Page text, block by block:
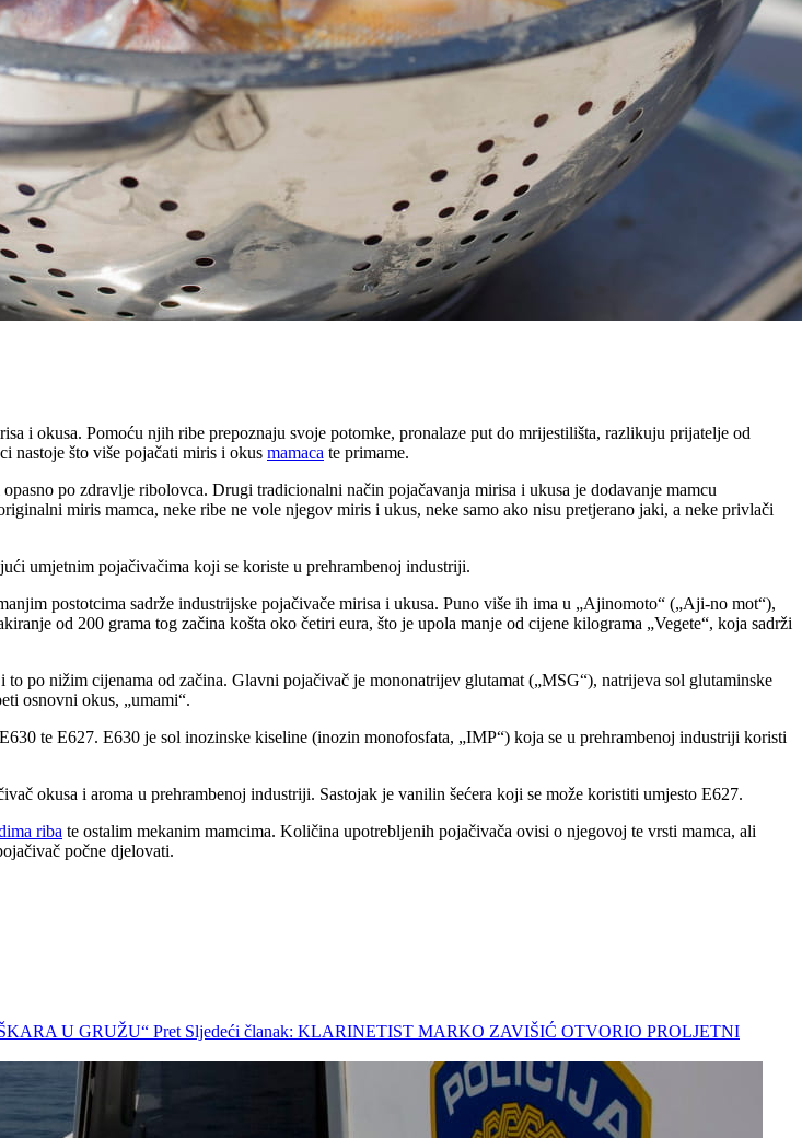
i okusa. Pomoću njih ribe prepoznaju svoje potomke, pronalaze put do mrijestilišta, razlikuju prijatelje od
nastoje što više pojačati miris i okus mamaca te primame.
po zdravlje ribolovca. Drugi tradicionalni način pojačavanja mirisa i ukusa je dodavanje mamcu
miris mamca, neke ribe ne vole njegov miris i ukus, neke samo ako nisu pretjerano jaki, a neke privlači
umjetnim pojačivačima koji se koriste u prehrambenoj industriji.
postotcima sadrže industrijske pojačivače mirisa i ukusa. Puno više ih ima u „Ajinomoto“ („Aji-no mot“),
od 200 grama tog začina košta oko četiri eura, što je upola manje od cijene kilograma „Vegete“, koja sadrži
po nižim cijenama od začina. Glavni pojačivač je mononatrijev glutamat („MSG“), natrijeva sol glutaminske
osnovni okus, „umami“.
te E627. E630 je sol inozinske kiseline (inozin monofosfata, „IMP“) koja se u prehrambenoj industriji koristi
okusa i aroma u prehrambenoj industriji. Sastojak je vanilin šećera koji se može koristiti umjesto E627.
riba te ostalim mekanim mamcima. Količina upotrebljenih pojačivača ovisi o njegovoj te vrsti mamca, ali
počne djelovati.
U GRUŽU“ Pret Sljedeći članak: KLARINETIST MARKO ZAVIŠIĆ OTVORIO PROLJETNI